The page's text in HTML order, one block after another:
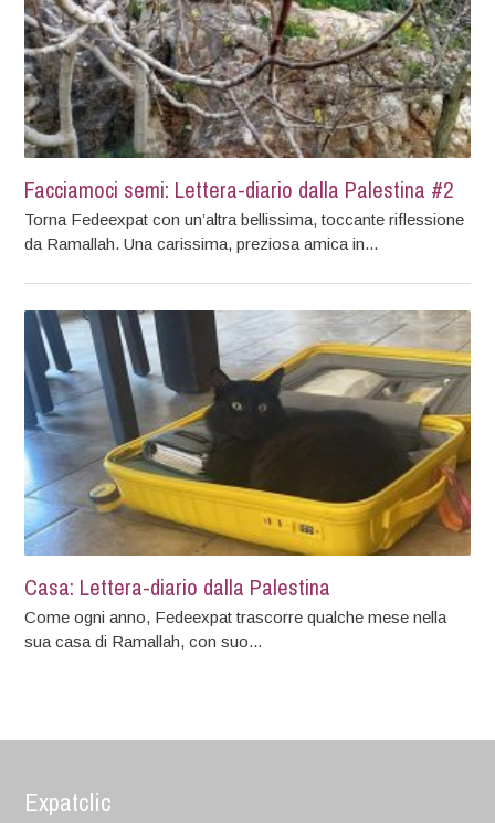
Facciamoci semi: Lettera-diario dalla Palestina #2
Torna Fedeexpat con un’altra bellissima, toccante riflessione
da Ramallah. Una carissima, preziosa amica in...
Casa: Lettera-diario dalla Palestina
Come ogni anno, Fedeexpat trascorre qualche mese nella
sua casa di Ramallah, con suo...
Expatclic